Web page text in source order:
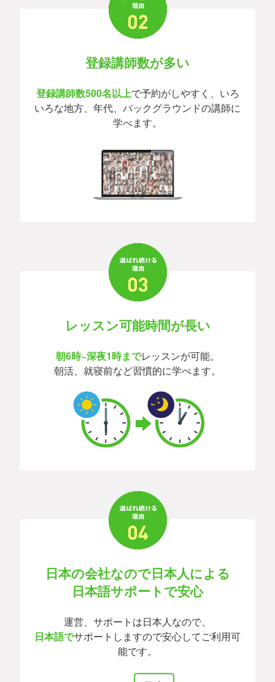
登録講師数が多い
登録講師数500名以上で予約がしやすく、いろ
いろな地方、年代、バックグラウンドの講師に
学べます。
レッスン可能時間が長い
朝6時~深夜1時までレッスンが可能。
朝活、就寝前など習慣的に学べます。
日本の会社なので日本人による
日本語サポートで安心
運営、サポートは日本人なので、
日本語でサポートしますので安心してご利用可
能です。